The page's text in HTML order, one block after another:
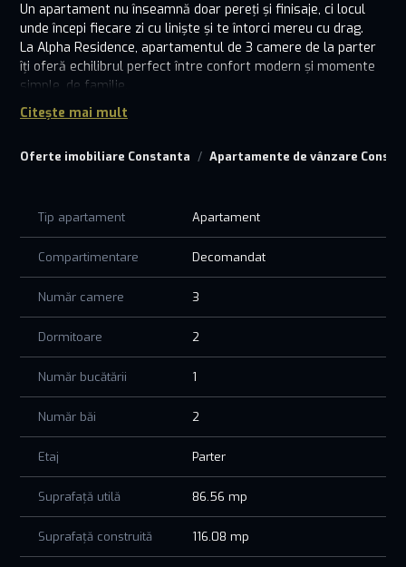
Oferte imobiliare Constanta Apartamente de vânzare
Un apartament nu înseamnă doar pereți și finisaje, ci locul
unde începi fiecare zi cu liniște și te întorci mereu cu drag.
La Alpha Residence, apartamentul de 3 camere de la parter
îți oferă echilibrul perfect între confort modern și momente
simple, de familie.
- Un balcon luminos, ideal pentru cafeaua de dimineață sau
- Încălzire în pardoseală – confort la fiecare pas
contează
Aici nu cumperi doar un apartament – îți găsești acasă.
PRETUL AFISAT NU CONTINE TVA!
Citește mai mult
Tip apartament Apartament
Compartimentare Decomandat
Număr camere 3
Dormitoare 2
Număr bucătării 1
Număr băi 2
Etaj Parter
Suprafață utilă 86.56 mp
Suprafață construită 116.08 mp